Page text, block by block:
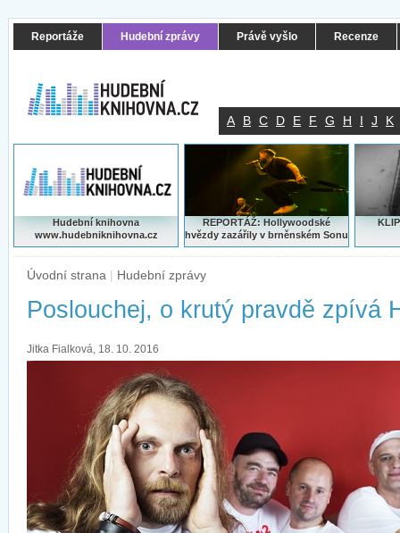
Reportáže Hudební zprávy Právě vyšlo Recenze
A B C D E F G H I J K
Hudební knihovna
www.hudebniknihovna.cz
REPORTÁŽ: Hollywoodské
hvězdy zazářily v brněnském Sonu
Úvodní strana | Hudební zprávy
Poslouchej, o krutý pravdě zpívá
Jitka Fialková, 18. 10. 2016